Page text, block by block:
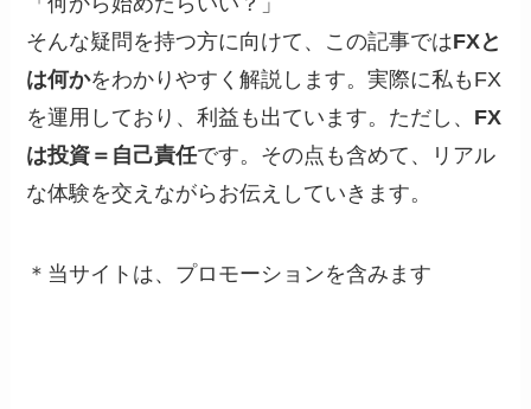
そんな疑問を持つ方に向けて、この記事ではFXと
は何かをわかりやすく解説します。実際に私もFX
を運用しており、利益も出ています。ただし、 FX
は投資＝自己責任です。その点も含めて、リアル
な体験を交えながらお伝えしていきます。
＊当サイトは、プロモーションを含みます